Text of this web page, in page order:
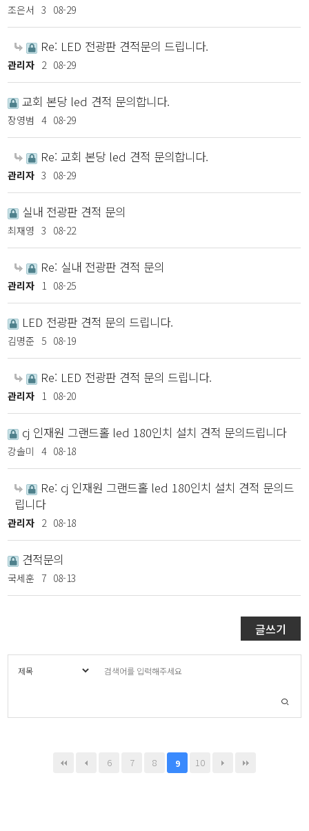
조은서 3 08-29
Re: LED 전광판 견적문의 드립니다.
관리자 2 08-29
교회 본당 led 견적 문의합니다.
장영범 4 08-29
Re: 교회 본당 led 견적 문의합니다.
관리자 3 08-29
실내 전광판 견적 문의
최재영 3 08-22
Re: 실내 전광판 견적 문의
관리자 1 08-25
LED 전광판 견적 문의 드립니다.
김명준 5 08-19
Re: LED 전광판 견적 문의 드립니다.
관리자 1 08-20
cj 인재원 그랜드홀 led 180인치 설치 견적 문의드립니다
강솔미 4 08-18
Re: cj 인재원 그랜드홀 led 180인치 설치 견적 문의드
립니다
관리자 2 08-18
견적문의
국세훈 7 08-13
글쓰기
6 7 8 9 10